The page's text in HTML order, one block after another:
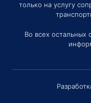
только на услугу
Во всех остальных